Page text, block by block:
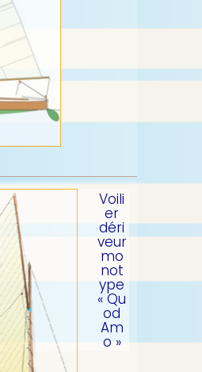
Voili
er
déri
veur
mo
not
ype
« Qu
od
Am
o »